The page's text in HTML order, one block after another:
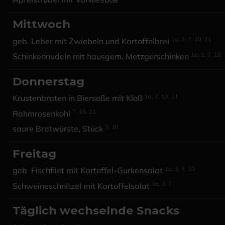
Mittwoch
geb. Leber mit Zwiebeln und Kartoffelbrei 1a, 3, 7, 10, 11
Schinkennudeln mit hausgem. Metzgerschinken 1a, 3, 7, 10,
Donnerstag
Krustenbraten in Biersoße mit Kloß 1a, 7, 10, 11
Rahmrosenkohl 7, 10, 11
saure Bratwürste, Stück 3, 10
Freitag
geb. Fischfilet mit Kartoffel-Gurkensalat 1a, 3, 7, 10
Schweineschnitzel mit Kartoffelsalat 1a, 3, 7
Täglich wechselnde Snacks